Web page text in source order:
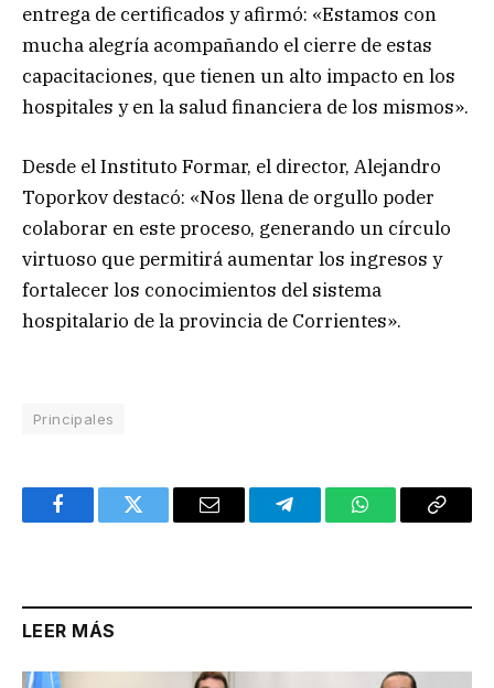
entrega de certificados y afirmó: «Estamos con
mucha alegría acompañando el cierre de estas
capacitaciones, que tienen un alto impacto en los
hospitales y en la salud financiera de los mismos».
Desde el Instituto Formar, el director, Alejandro
Toporkov destacó: «Nos llena de orgullo poder
colaborar en este proceso, generando un círculo
virtuoso que permitirá aumentar los ingresos y
fortalecer los conocimientos del sistema
hospitalario de la provincia de Corrientes».
Principales
FacebookTwitter Email TelegramWhatsAppCopy
LEER MÁS